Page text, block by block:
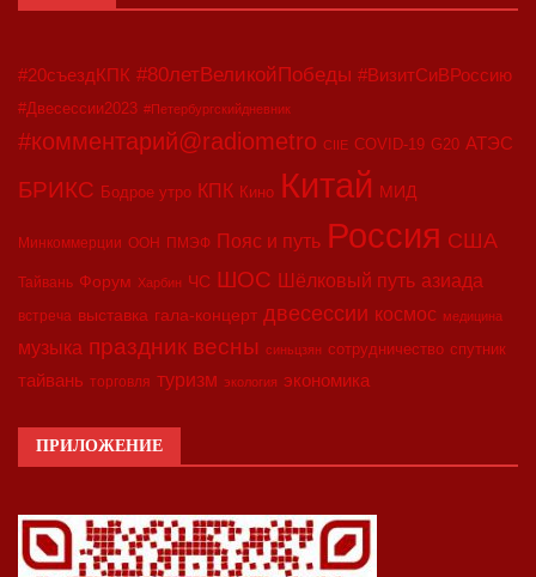
#20съездКПК #80летВеликойПобеды #ВизитСиВРоссию
#Двесессии2023 #Петербургскийдневник
#комментарий@radiometro CIIE COVID-19 G20 АТЭС
БРИКС Бодрое утро КПК Кино Китай МИД
Минкоммерции ООН ПМЭФ Пояс и путь Россия США
Тайвань Форум Харбин ЧС ШОС Шёлковый путь азиада
встреча выставка гала-концерт двесессии космос медицина
музыка праздник весны синьцзян сотрудничество спутник
тайвань торговля туризм экология экономика
ПРИЛОЖЕНИЕ